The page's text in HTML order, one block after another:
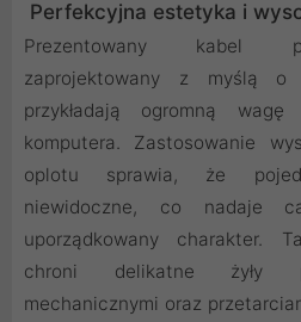
Perfekcyjna estetyka i
Prezentowany kabel
zaprojektowany z myślą o
przykładają ogromną
komputera. Zastosowanie
oplotu sprawia, że
niewidoczne, co nadaje
uporządkowany charakter.
chroni delikatne żyły
mechanicznymi oraz